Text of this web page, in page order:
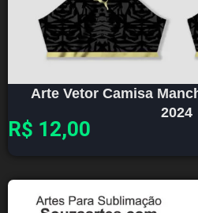
Arte Vetor Camisa
2024
R$ 12,00